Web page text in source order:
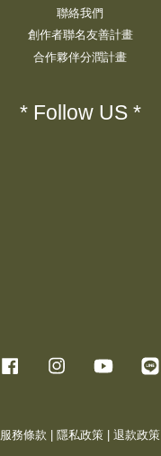
聯絡我們
創作者聯名友善計畫
合作夥伴分潤計畫
* Follow US *
Facebook Instagram YouTube
服務條款 隱私政策 退款政策